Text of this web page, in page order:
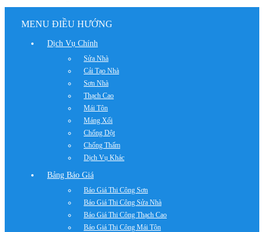
MENU ĐIỀU HƯỚNG
Dịch Vụ Chính
Sửa Nhà
Cải Tạo Nhà
Sơn Nhà
Thạch Cao
Mái Tôn
Máng Xối
Chống Dột
Chống Thấm
Dịch Vụ Khác
Bảng Báo Giá
Báo Giá Thi Công Sơn
Báo Giá Thi Công Sửa Nhà
Báo Giá Thi Công Thạch Cao
Báo Giá Thi Công Mái Tôn